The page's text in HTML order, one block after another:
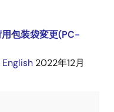
包装袋変更(PC-
English 2022年12月